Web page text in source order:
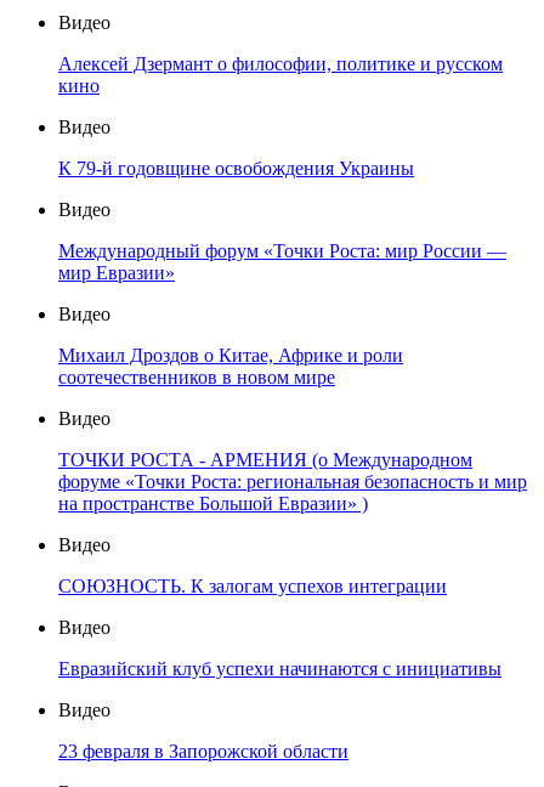
Видео
Алексей Дзермант о философии, политике и русском
кино
Видео
К 79-й годовщине освобождения Украины
Видео
Международный форум «Точки Роста: мир России —
мир Евразии»
Видео
Михаил Дроздов о Китае, Африке и роли
соотечественников в новом мире
Видео
ТОЧКИ РОСТА - АРМЕНИЯ (о Международном
форуме «Точки Роста: региональная безопасность и мир
на пространстве Большой Евразии» )
Видео
СОЮЗНОСТЬ. К залогам успехов интеграции
Видео
Евразийский клуб успехи начинаются с инициативы
Видео
23 февраля в Запорожской области